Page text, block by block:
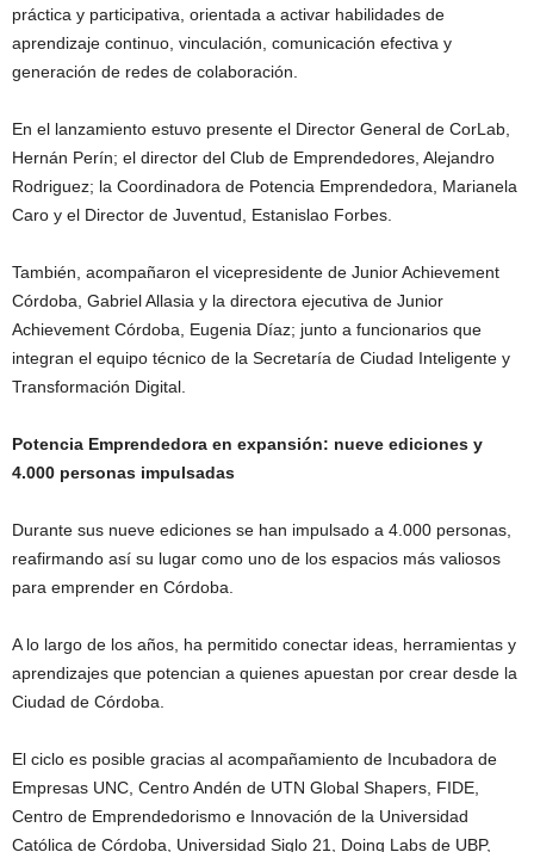
práctica y participativa, orientada a activar habilidades de
aprendizaje continuo, vinculación, comunicación efectiva y
generación de redes de colaboración.
En el lanzamiento estuvo presente el Director General de CorLab,
Hernán Perín; el director del Club de Emprendedores, Alejandro
Rodriguez; la Coordinadora de Potencia Emprendedora, Marianela
Caro y el Director de Juventud, Estanislao Forbes.
También, acompañaron el vicepresidente de Junior Achievement
Córdoba, Gabriel Allasia y la directora ejecutiva de Junior
Achievement Córdoba, Eugenia Díaz; junto a funcionarios que
integran el equipo técnico de la Secretaría de Ciudad Inteligente y
Transformación Digital.
Potencia Emprendedora en expansión: nueve ediciones y
4.000 personas impulsadas
Durante sus nueve ediciones se han impulsado a 4.000 personas,
reafirmando así su lugar como uno de los espacios más valiosos
para emprender en Córdoba.
A lo largo de los años, ha permitido conectar ideas, herramientas y
aprendizajes que potencian a quienes apuestan por crear desde la
Ciudad de Córdoba.
El ciclo es posible gracias al acompañamiento de Incubadora de
Empresas UNC, Centro Andén de UTN Global Shapers, FIDE,
Centro de Emprendedorismo e Innovación de la Universidad
Católica de Córdoba, Universidad Siglo 21, Doing Labs de UBP,